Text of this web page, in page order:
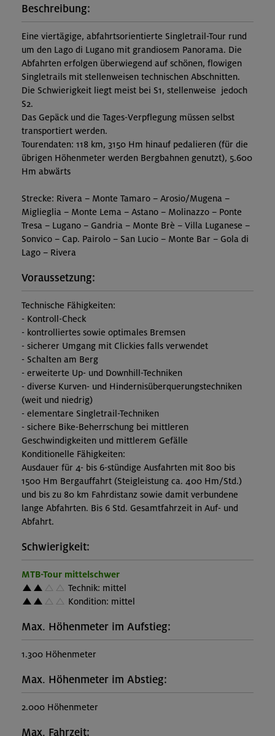
Beschreibung:
Eine viertägige, abfahrtsorientierte Singletrail-Tour rund
um den Lago di Lugano mit grandiosem Panorama. Die
Abfahrten erfolgen überwiegend auf schönen, flowigen
Singletrails mit stellenweisen technischen Abschnitten.
Die Schwierigkeit liegt meist bei S1, stellenweise jedoch
S2.
Das Gepäck und die Tages-Verpflegung müssen selbst
transportiert werden.
Tourendaten: 118 km, 3150 Hm hinauf pedalieren (für die
übrigen Höhenmeter werden Bergbahnen genutzt), 5.600
Hm abwärts
Strecke: Rivera – Monte Tamaro – Arosio/Mugena –
Miglieglia – Monte Lema – Astano – Molinazzo – Ponte
Tresa ­– Lugano – Gandria – Monte Brè – Villa Luganese –
Sonvico – Cap. Pairolo – San Lucio – Monte Bar – Gola di
Lago – Rivera
Voraussetzung:
Technische Fähigkeiten:
- Kontroll-Check
- kontrolliertes sowie optimales Bremsen
- sicherer Umgang mit Clickies falls verwendet
- Schalten am Berg
- erweiterte Up- und Downhill-Techniken
- diverse Kurven- und Hindernisüberquerungstechniken
(weit und niedrig)
- elementare Singletrail-Techniken
- sichere Bike-Beherrschung bei mittleren
Geschwindigkeiten und mittlerem Gefälle
Konditionelle Fähigkeiten:
Ausdauer für 4- bis 6-stündige Ausfahrten mit 800 bis
1500 Hm Bergauffahrt (Steigleistung ca. 400 Hm/Std.)
und bis zu 80 km Fahrdistanz sowie damit verbundene
lange Abfahrten. Bis 6 Std. Gesamtfahrzeit in Auf- und
Abfahrt.
Schwierigkeit:
MTB-Tour mittelschwer
Technik: mittel
Kondition: mittel
Max. Höhenmeter im Aufstieg:
1.300 Höhenmeter
Max. Höhenmeter im Abstieg:
2.000 Höhenmeter
Max. Fahrzeit: